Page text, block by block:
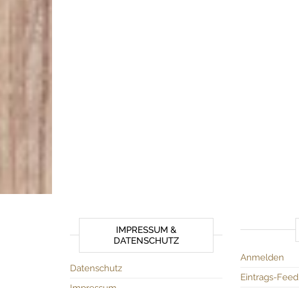
IMPRESSUM &
DATENSCHUTZ
Datenschutz
Anmelden
Eintrags-Feed